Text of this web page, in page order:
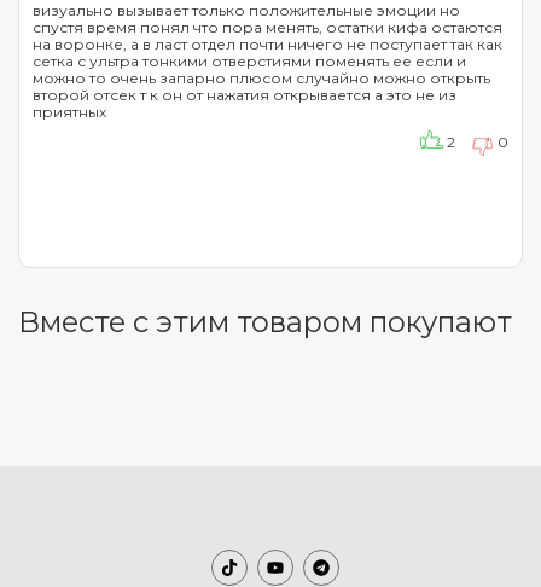
визуально вызывает только положительные эмоции но
спустя время понял что пора менять, остатки кифа остаются
на воронке, а в ласт отдел почти ничего не поступает так как
сетка с ультра тонкими отверстиями поменять ее если и
можно то очень запарно плюсом случайно можно открыть
второй отсек т к он от нажатия открывается а это не из
приятных
2
0
Вместе с этим товаром покупают